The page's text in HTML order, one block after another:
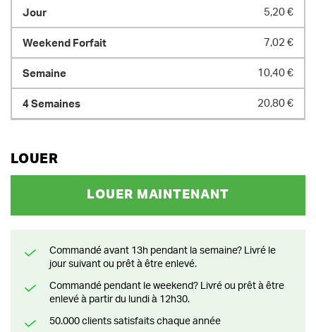
5,20 €
7,02 €
10,40 €
20,80 €
LOUER
LOUER MAINTENANT
Commandé avant 13h pendant la semaine? Livré le
jour suivant ou prêt à être enlevé.
Commandé pendant le weekend? Livré ou prêt à être
enlevé à partir du lundi à 12h30.
50.000 clients satisfaits chaque année